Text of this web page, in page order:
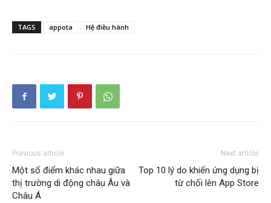
TAGS appota Hệ điều hành
Previous article
Một số điểm khác nhau giữa
thị trường di động châu Âu và
Châu Á
Next article
Top 10 lý do khiến ứng dụng bị
từ chối lên App Store